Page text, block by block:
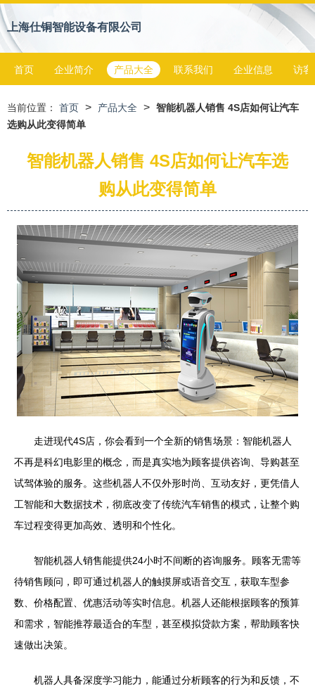
上海仕铜智能设备有限公司
首页 企业简介 产品大全 联系我们 企业信息 访客
当前位置： 首页 > 产品大全 > 智能机器人销售 4S店如何让汽车
选购从此变得简单
智能机器人销售 4S店如何让汽车选
购从此变得简单
走进现代4S店，你会看到一个全新的销售场景：智能机器人
不再是科幻电影里的概念，而是真实地为顾客提供咨询、导购甚至
试驾体验的服务。这些机器人不仅外形时尚、互动友好，更凭借人
工智能和大数据技术，彻底改变了传统汽车销售的模式，让整个购
车过程变得更加高效、透明和个性化。
智能机器人销售能提供24小时不间断的咨询服务。顾客无需等
待销售顾问，即可通过机器人的触摸屏或语音交互，获取车型参
数、价格配置、优惠活动等实时信息。机器人还能根据顾客的预算
和需求，智能推荐最适合的车型，甚至模拟贷款方案，帮助顾客快
速做出决策。
机器人具备深度学习能力，能通过分析顾客的行为和反馈，不